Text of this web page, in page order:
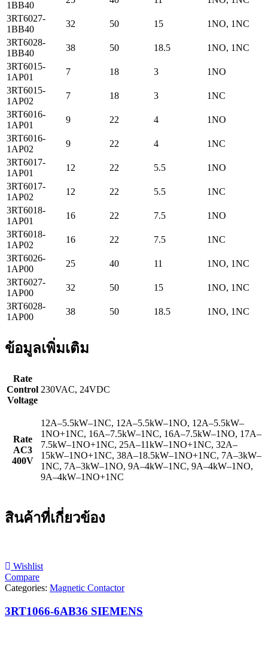
1BB40
3RT6027-
1BB40
32 50 15
1NO, 1NC
3RT6028-
1BB40
38 50 18.5
1NO, 1NC
3RT6015-
1AP01
7 18 3
1NO
3RT6015-
1AP02
7 18 3
1NC
3RT6016-
1AP01
9 22 4
1NO
3RT6016-
1AP02
9 22 4
1NC
3RT6017-
1AP01
12 22 5.5
1NO
3RT6017-
1AP02
12 22 5.5
1NC
3RT6018-
1AP01
16 22 7.5
1NO
3RT6018-
1AP02
16 22 7.5
1NC
3RT6026-
1AP00
25 40 11
1NO, 1NC
3RT6027-
1AP00
32 50 15
1NO, 1NC
3RT6028-
1AP00
38 50 18.5 1NO, 1NC
ข้อมูลเพิ่มเติม
Rate
Control
Voltage
230VAC, 24VDC
Rate
AC3
400V
12A–5.5kW–1NC, 12A–5.5kW–1NO, 12A–5.5kW–
1NO+1NC, 16A–7.5kW–1NC, 16A–7.5kW–1NO, 17A–
7.5kW–1NO+1NC, 25A–11kW–1NO+1NC, 32A–
15kW–1NO+1NC, 38A–18.5kW–1NO+1NC, 7A–3kW–
1NC, 7A–3kW–1NO, 9A–4kW–1NC, 9A–4kW–1NO,
9A–4kW–1NO+1NC
สินค้าที่เกี่ยวข้อง
Wishlist
Compare
Categories: Magnetic Contactor
3RT1066-6AB36 SIEMENS